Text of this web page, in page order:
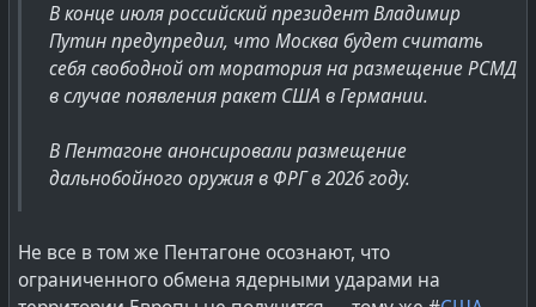
давлеет над США уже два десятка лет :)
В конце июля российский президент Владимир
Путин предупредил, что Москва будет считать
себя свободной от моратория на размещение РСМД
в случае появления ракет США в Германии.
В Пентагоне анонсировали размещение
дальнобойного оружия в ФРГ в 2026 году.
Не все в том же Пентагоне осознают, что
ограниченного обмена ядерными ударами на